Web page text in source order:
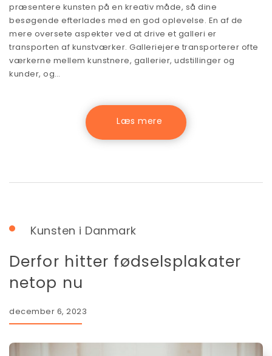
præsentere kunsten på en kreativ måde, så dine
besøgende efterlades med en god oplevelse. En af de
mere oversete aspekter ved at drive et galleri er
transporten af kunstværker. Galleriejere transporterer ofte
værkerne mellem kunstnere, gallerier, udstillinger og
kunder, og…
Kunsten i Danmark
Derfor hitter fødselsplakater
netop nu
december 6, 2023